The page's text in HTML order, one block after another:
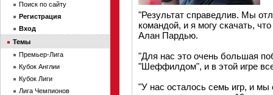
"Результат справедлив. Мы
командой, и я могу скачать,
Алан Пардью.
"Для нас это очень большая
"Шеффилдом", и в этой игре
"У нас осталось семь игр, и
Поиск по сайту
Регистрация
Вход
Темы
Премьер-Лига
Кубок Англии
Кубок Лиги
Лига Чемпионов